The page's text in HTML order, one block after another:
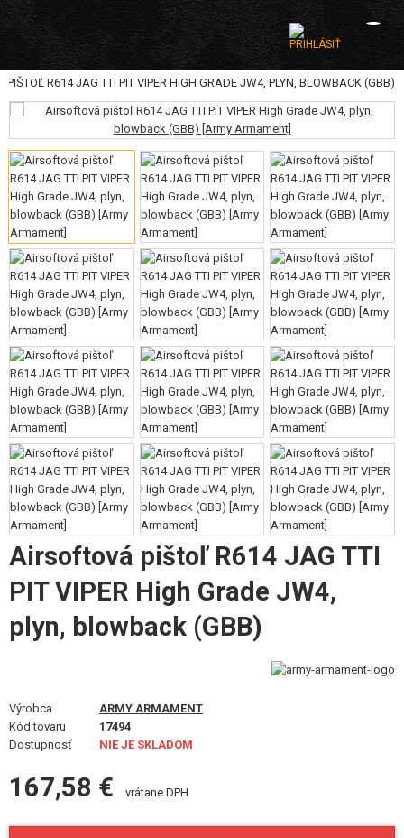
KATEGÓRIE
AIRSOFTOVÉ ZBRANE
VZDUCHOVÉ ZBRANE, PRAKY
GRANÁTOMETY, GRANÁTY
GULIČKY, PLYN
AKUMULÁTORY, NABÍJAČKY
ZÁSOBNÍKY, PLNIČKY
OKULIARE, MASKY
VÝSTROJ, UNIFORMY, PÚZDRA
MASKOVANIE, FARBY, PÁSKY
VYSIELAČKY, HEADSETY, KAMERY
DOPLNKY K ZBRANIAM, POPRUHY
SERVIS A ÚDRŽBA ZBRANÍ
OUTDOOR A BUSHCRAFT
JEDLO
PIŠTOĽ R614 JAG TTI PIT VIPER HIGH GRADE JW4, PLYN, BLOWBACK (GBB)
Airsoftová pištoľ R614 JAG TTI
PIT VIPER High Grade JW4,
plyn, blowback (GBB)
Výrobca
ARMY ARMAMENT
Kód tovaru
17494
Dostupnosť
NIE JE SKLADOM
167,58 € vrátane DPH